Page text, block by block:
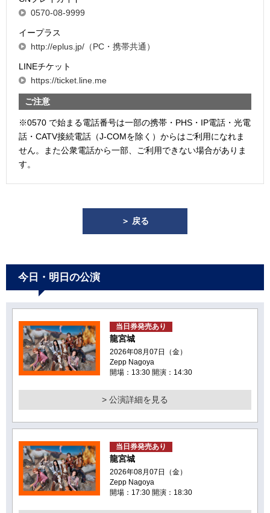
0570-08-9999
イープラス
http://eplus.jp/（PC・携帯共通）
LINEチケット
https://ticket.line.me
ご注意
※0570 で始まる電話番号は一部の携帯・PHS・IP電話・光電
話・CATV接続電話（J-COMを除く）からはご利用になれま
せん。また公衆電話から一部、ご利用できない場合がありま
す。
＞ 戻る
今日・明日の公演
当日券発売あり
龍宮城
2026年08月07日（金）
Zepp Nagoya
開場：13:30 開演：14:30
> 公演詳細を見る
当日券発売あり
龍宮城
2026年08月07日（金）
Zepp Nagoya
開場：17:30 開演：18:30